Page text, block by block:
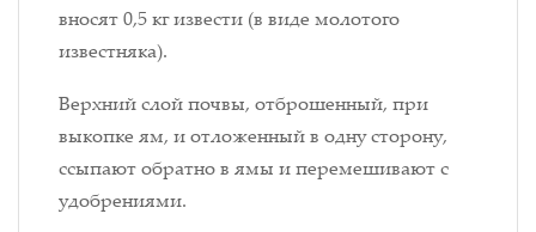
вносят 0,5 кг извести (в виде молотого
известняка).
Верхний слой почвы, отброшенный, при
выкопке ям, и отложенный в одну сторону,
ссыпают обратно в ямы и перемешивают с
удобрениями.